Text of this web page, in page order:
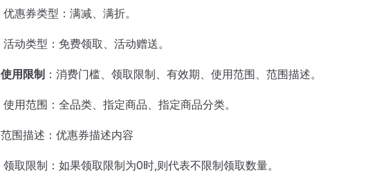
​ 优惠券类型：满减、满折。
​ 活动类型：免费领取、活动赠送。
使用限制 ：消费门槛、领取限制、有效期、使用范围、范围描述。
​ 使用范围：全品类、指定商品、指定商品分类。
范围描述：优惠券描述内容
​ 领取限制：如果领取限制为0时,则代表不限制领取数量。